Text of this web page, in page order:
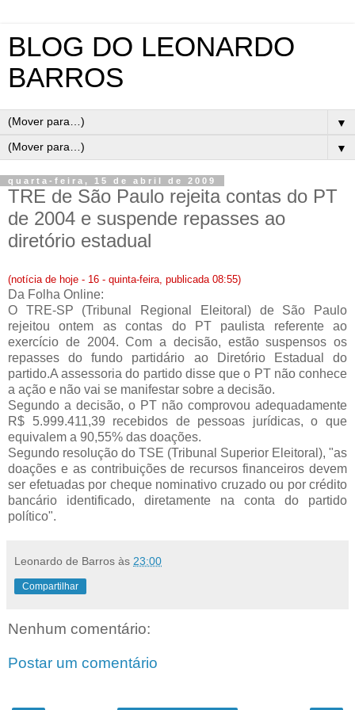
BLOG DO LEONARDO
BARROS
▼
▼
quarta-feira, 15 de abril de 2009
TRE de São Paulo rejeita contas do PT
de 2004 e suspende repasses ao
diretório estadual
(notícia de hoje - 16 - quinta-feira, publicada 08:55)
Da Folha Online:
O TRE-SP (Tribunal Regional Eleitoral) de São Paulo
rejeitou ontem as contas do PT paulista referente ao
exercício de 2004. Com a decisão, estão suspensos os
repasses do fundo partidário ao Diretório Estadual do
partido.A assessoria do partido disse que o PT não conhece
a ação e não vai se manifestar sobre a decisão.
Segundo a decisão, o PT não comprovou adequadamente
R$ 5.999.411,39 recebidos de pessoas jurídicas, o que
equivalem a 90,55% das doações.
Segundo resolução do TSE (Tribunal Superior Eleitoral), "as
doações e as contribuições de recursos financeiros devem
ser efetuadas por cheque nominativo cruzado ou por crédito
bancário identificado, diretamente na conta do partido
político".
Leonardo de Barros às 23:00
Compartilhar
Nenhum comentário:
Postar um comentário